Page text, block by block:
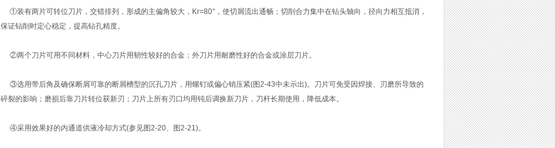
①装有两片可转位刀片，交错排列，形成的主偏角较大，Kr=80°，使切屑流出通畅；切削合力集中在钻头轴向，径向力相互抵消，
保证钻削时定心稳定，提高钻孔精度。
②两个刀片可用不同材料，中心刀片用韧性较好的合金；外刀片用耐磨性好的合金或涂层刀片。
③选用带后角及确保断屑可靠的断屑槽型的沉孔刀片，用螺钉或偏心销压紧(图2-43中未示出)。刀片可免受因焊接、刃磨所导致的
碎裂的影响；磨损后靠刀片转位获新刃；刀片上所有刃口均用钝后调换新刀片，刀杆长期使用，降低成本。
④采用效果好的内通道供液冷却方式(参见图2-20、图2-21)。